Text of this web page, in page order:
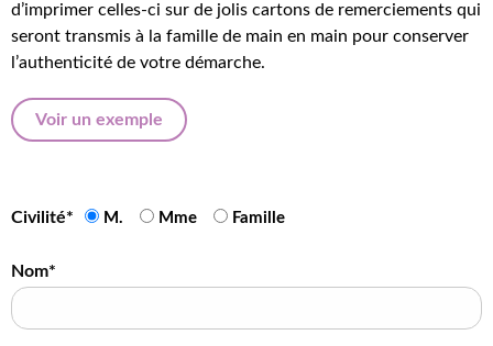
d’imprimer celles-ci sur de jolis cartons de remerciements qui
seront transmis à la famille de main en main pour conserver
l’authenticité de votre démarche.
Voir un exemple
Civilité* M. Mme Famille
Nom*